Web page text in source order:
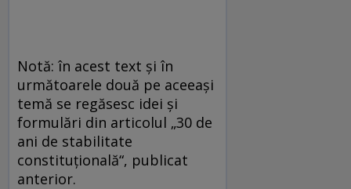
Notă: în acest text și în
următoarele două pe aceeași
temă se regăsesc idei și
formulări din articolul „30 de
ani de stabilitate
constituțională“, publicat
anterior.